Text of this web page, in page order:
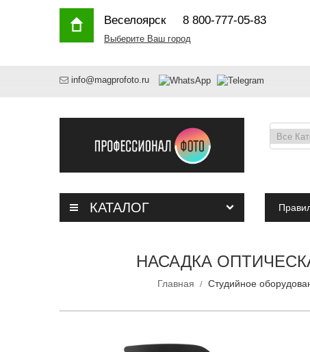
Веселоярск8 800-777-05-83
Выберите Ваш город
info@magprofoto.ru
КАТАЛОГ
НАСАДКА
Главная Студийное